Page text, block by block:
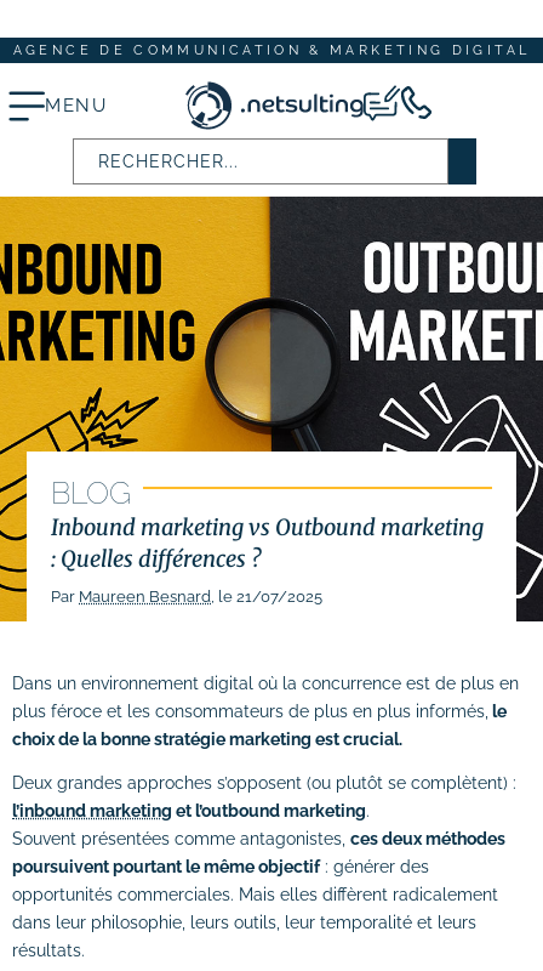
AGENCE DE COMMUNICATION & MARKETING DIGITAL
Création graphique
# Graphisme print
# Identité visuelle
# Webdesign
Suivi des performances
Formations
# Formation SEO (référencement naturel)
# Formation SEA (Google Ads)
# Formation SMO (community management)
# Formation SMA (publicités réseaux
sociaux)
# Formations logiciels bureautique
# Formation Intelligence Artificielle
MENU
BLOG
Inbound marketing vs Outbound marketing
: Quelles différences ?
Par Maureen Besnard , le 21/07/2025
Dans un environnement digital où la concurrence est de plus en
plus féroce et les consommateurs de plus en plus informés, le
choix de la bonne stratégie marketing est crucial.
Deux grandes approches s’opposent (ou plutôt se complètent) :
l’inbound marketing et l’outbound marketing.
Souvent présentées comme antagonistes, ces deux méthodes
poursuivent pourtant le même objectif: générer des
opportunités commerciales. Mais elles diffèrent radicalement
dans leur philosophie, leurs outils, leur temporalité et leurs
résultats.